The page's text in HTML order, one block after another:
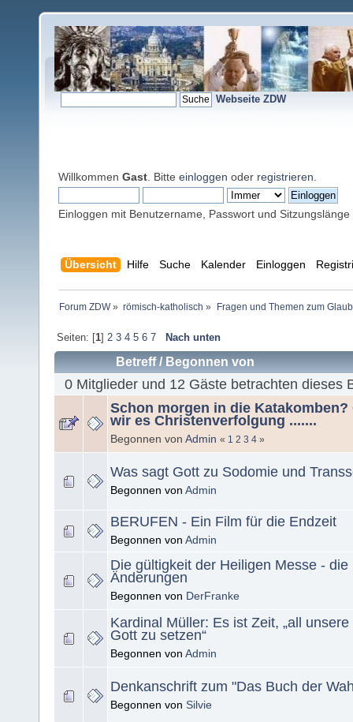
Webseite ZDW
Willkommen Gast . Bitte einloggen oder registrieren
Einloggen mit Benutzername, Passwort und Sitzungslänge
Übersicht Hilfe Suche Kalender Einloggen
Forum ZDW» römisch-katholisch » Fragen und Themen zum
Seiten: [1] 2 3 4 5 6 7 Nach unten
Betreff/ Begonnen von
0 Mitglieder und 12 Gäste betrachten dieses
Schon morgen in die Katakomben?
wir es Christenverfolgung .......
Begonnen von Admin « 1 2 3 4 »
Was sagt Gott zu Sodomie und
Begonnen von Admin
BERUFEN - Ein Film für die Endzeit
Begonnen von Admin
Die gültigkeit der Heiligen Messe - die
Änderungen
Begonnen von DerFranke
Kardinal Müller: Es ist Zeit, „all
Gott zu setzen“
Begonnen von Admin
Denkanschrift zum "Das Buch der
Begonnen von Silvie